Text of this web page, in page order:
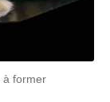
à former